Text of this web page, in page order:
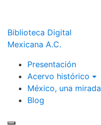
Biblioteca Digital
Mexicana A.C.
Presentación
Acervo histórico
México, una mirada
Blog